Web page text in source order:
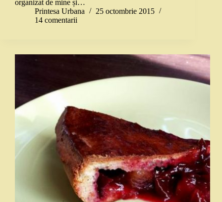
organizat de mine și…
Printesa Urbana
25 octombrie 2015
14 comentarii